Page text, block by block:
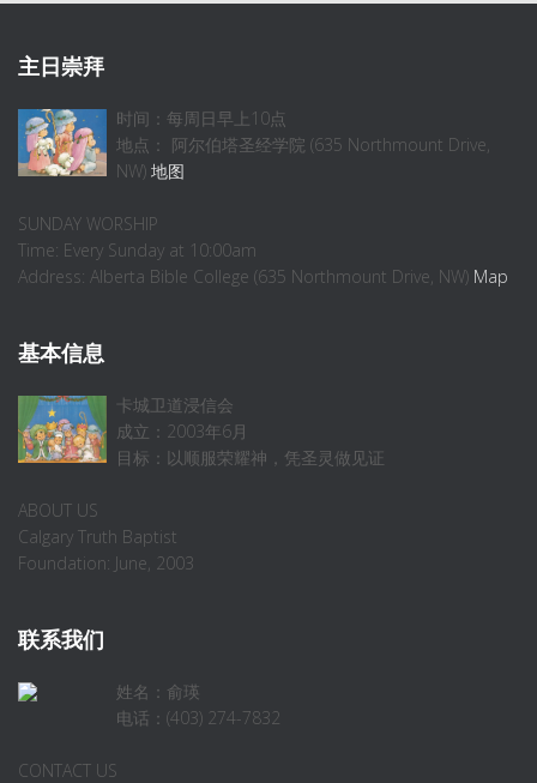
主日崇拜
时间：每周日早上10点
地点： 阿尔伯塔圣经学院 (635 Northmount Drive,
NW) 地图
SUNDAY WORSHIP
Time: Every Sunday at 10:00am
Address: Alberta Bible College (635 Northmount Drive, NW) Map
基本信息
卡城卫道浸信会
成立：2003年6月
目标：以顺服荣耀神，凭圣灵做见证
ABOUT US
Calgary Truth Baptist
Foundation: June, 2003
联系我们
姓名：俞瑛
电话：(403) 274-7832
CONTACT US